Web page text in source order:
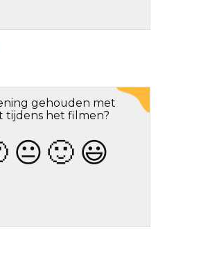
gehouden met
tijdens het filmen?
😐 🙂 😃